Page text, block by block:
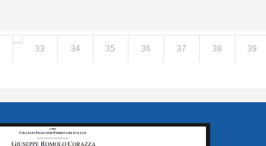
…
33
34 35 36 37 38 39